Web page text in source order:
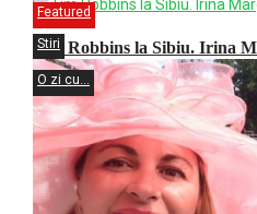
Featured
Stiri
Tim Robbins la Sibiu. Irina
O zi cu...